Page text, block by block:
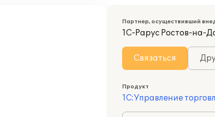
Партнер, осуществивший
1С-Рарус Ростов-на-
Связаться
Продукт
1С:Управление